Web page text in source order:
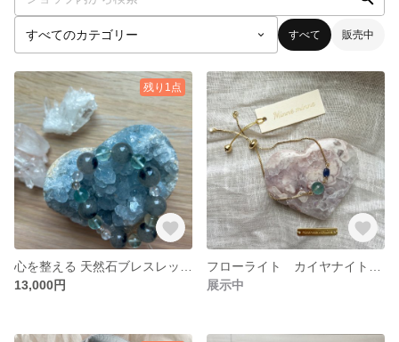
すべて 販売中
残り1点
13,000円
展示中